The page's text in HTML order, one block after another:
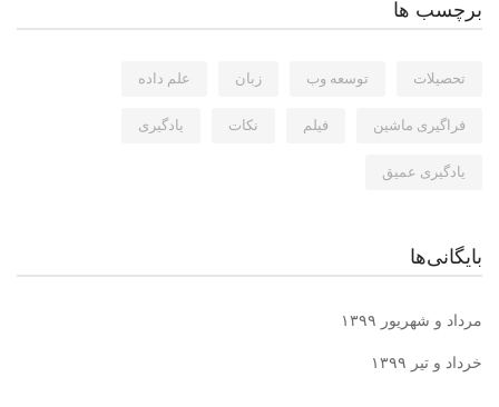
برچسب ها
تحصیلات توسعه وب زبان علم داده
فراگیری ماشین فیلم نکات یادگیری
یادگیری عمیق
بایگانی‌ها
مرداد و شهریور ۱۳۹۹
خرداد و تیر ۱۳۹۹